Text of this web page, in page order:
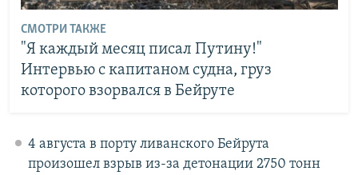
СМОТРИ ТАКЖЕ
"Я каждый месяц писал Путину!"
Интервью с капитаном судна, груз
которого взорвался в Бейруте
4 августа в порту ливанского Бейрута
произошел взрыв из-за детонации 2750 тонн